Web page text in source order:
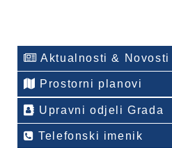
Aktualnosti & Novosti
Prostorni planovi
Upravni odjeli Grada
Telefonski imenik